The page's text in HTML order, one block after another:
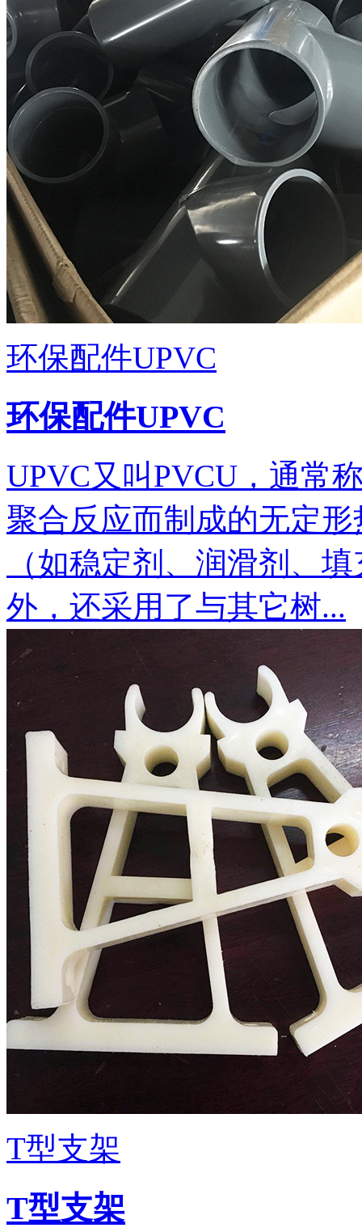
环保配件UPVC
环保配件UPVC
UPVC又叫PVCU，通常
聚合反应而制成的无定
（如稳定剂、润滑剂、
外，还采用了与其它树...
T型支架
T型支架